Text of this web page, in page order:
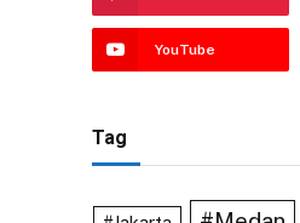
YouTube
Tag